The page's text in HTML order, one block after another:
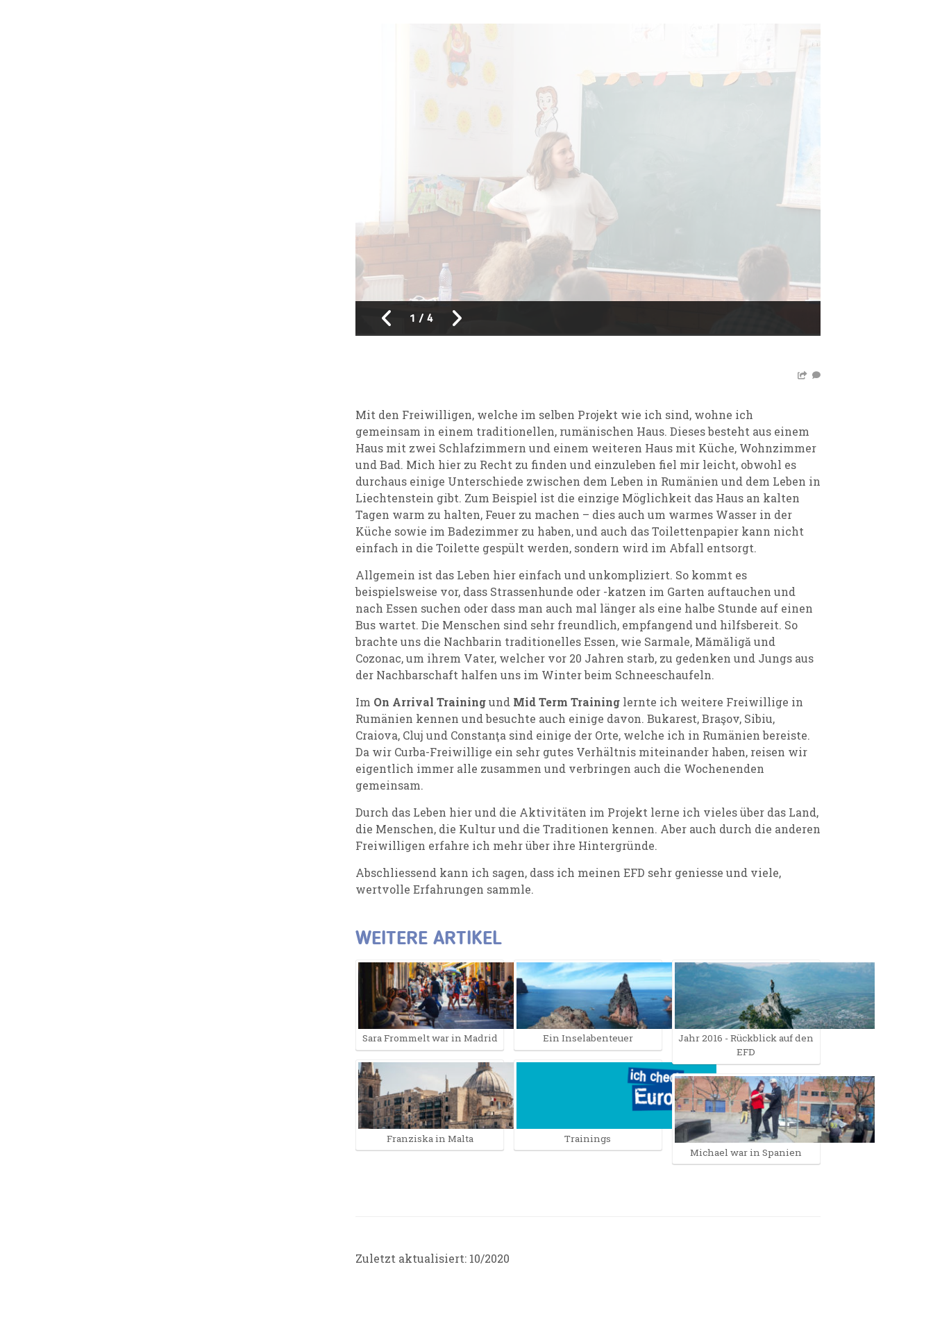
1 / 4
Mit den Freiwilligen, welche im selben Projekt wie ich sind, wohne ich
gemeinsam in einem traditionellen, rumänischen Haus. Dieses besteht aus einem
Haus mit zwei Schlafzimmern und einem weiteren Haus mit Küche, Wohnzimmer
und Bad. Mich hier zu Recht zu finden und einzuleben fiel mir leicht, obwohl es
durchaus einige Unterschiede zwischen dem Leben in Rumänien und dem Leben in
Liechtenstein gibt. Zum Beispiel ist die einzige Möglichkeit das Haus an kalten
Tagen warm zu halten, Feuer zu machen – dies auch um warmes Wasser in der
Küche sowie im Badezimmer zu haben, und auch das Toilettenpapier kann nicht
einfach in die Toilette gespült werden, sondern wird im Abfall entsorgt.
Allgemein ist das Leben hier einfach und unkompliziert. So kommt es
beispielsweise vor, dass Strassenhunde oder -katzen im Garten auftauchen und
nach Essen suchen oder dass man auch mal länger als eine halbe Stunde auf einen
Bus wartet. Die Menschen sind sehr freundlich, empfangend und hilfsbereit. So
brachte uns die Nachbarin traditionelles Essen, wie Sarmale, Mămăligă und
Cozonac, um ihrem Vater, welcher vor 20 Jahren starb, zu gedenken und Jungs aus
der Nachbarschaft halfen uns im Winter beim Schneeschaufeln.
Im On Arrival Trainingund Mid Term Training lernte ich weitere Freiwillige in
Rumänien kennen und besuchte auch einige davon. Bukarest, Braşov, Sibiu,
Craiova, Cluj und Constanţa sind einige der Orte, welche ich in Rumänien bereiste.
Da wir Curba-Freiwillige ein sehr gutes Verhältnis miteinander haben, reisen wir
eigentlich immer alle zusammen und verbringen auch die Wochenenden
gemeinsam.
Durch das Leben hier und die Aktivitäten im Projekt lerne ich vieles über das Land,
die Menschen, die Kultur und die Traditionen kennen. Aber auch durch die anderen
Freiwilligen erfahre ich mehr über ihre Hintergründe.
Abschliessend kann ich sagen, dass ich meinen EFD sehr geniesse und viele,
wertvolle Erfahrungen sammle.
WEITERE ARTIKEL
Sara Frommelt war in Madrid
Franziska in Malta
Ein Inselabenteuer
Trainings
Jahr 2016 - Rückblick auf den
EFD
Michael war in Spanien
Zuletzt aktualisiert: 10/2020